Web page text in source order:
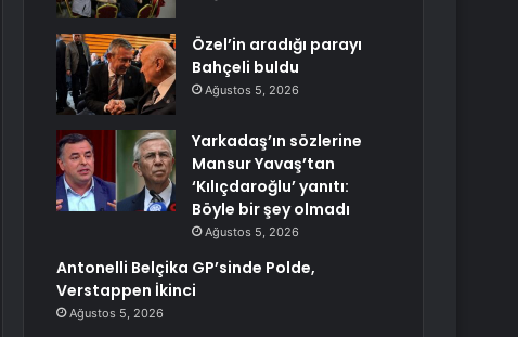
Özel’in aradığı parayı
Bahçeli buldu
Ağustos 5, 2026
Yarkadaş’ın sözlerine
Mansur Yavaş’tan
‘Kılıçdaroğlu’ yanıtı:
Böyle bir şey olmadı
Ağustos 5, 2026
Antonelli Belçika GP’sinde Polde,
Verstappen İkinci
Ağustos 5, 2026